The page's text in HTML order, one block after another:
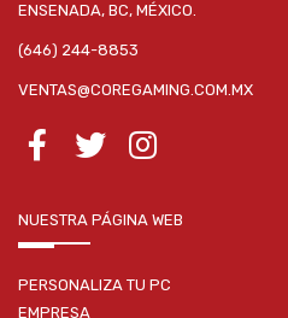
ENSENADA, BC, MÉXICO.
(646) 244-8853
VENTAS@COREGAMING.COM.MX
NUESTRA PÁGINA WEB
PERSONALIZA TU PC
EMPRESA